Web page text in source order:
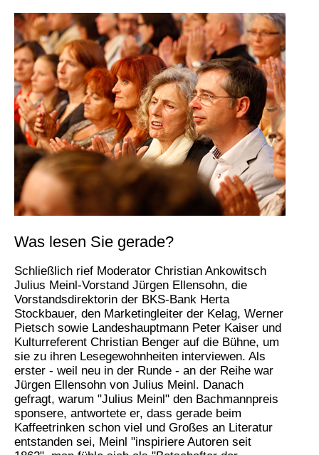
Was lesen Sie gerade?
Schließlich rief Moderator Christian Ankowitsch
Julius Meinl-Vorstand Jürgen Ellensohn, die
Vorstandsdirektorin der BKS-Bank Herta
Stockbauer, den Marketingleiter der Kelag, Werner
Pietsch sowie Landeshauptmann Peter Kaiser und
Kulturreferent Christian Benger auf die Bühne, um
sie zu ihren Lesegewohnheiten interviewen. Als
erster - weil neu in der Runde - an der Reihe war
Jürgen Ellensohn von Julius Meinl. Danach
gefragt, warum "Julius Meinl" den Bachmannpreis
sponsere, antwortete er, dass gerade beim
Kaffeetrinken schon viel und Großes an Literatur
entstanden sei, Meinl "inspiriere Autoren seit